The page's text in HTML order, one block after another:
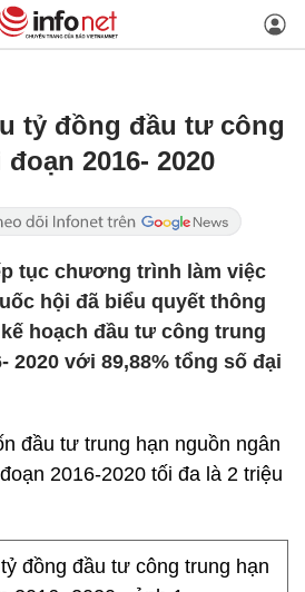
tỷ đồng đầu tư công
2016- 2020
tục chương trình làm việc
hội đã biểu quyết thông
hoạch đầu tư công trung
2020 với 89,88% tổng số đại
đầu tư trung hạn nguồn ngân
2016-2020 tối đa là 2 triệu